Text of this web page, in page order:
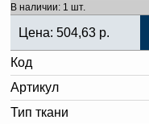
В наличии: 1 шт.
Цена: 504,63 р.
Код
Артикул
Тип ткани